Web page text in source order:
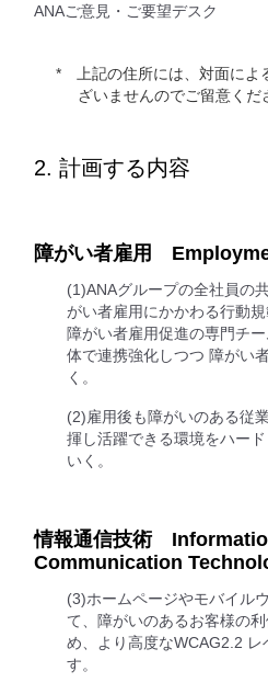
ANAご意見・ご要望デスク
上記の住所には、対面に
ざいませんのでご留意くだ
2. 計画する内容
障がい者雇用
(1)ANAグループの全社員の
がい者雇用にかかわる行動
障がい者雇用促進の専門チ
体で連携強化しつつ 障がい
く。
(2)雇用後も障がいのある従
揮し活躍できる環境をハー
いく。
情報通信技術
Communication
(3)ホームページやモバイル
て、障がいのあるお客様の
め、より高度なWCAG2.2
す。